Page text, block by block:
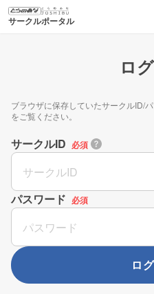
サークルポータル
ロ
ブラウザに保存していたサークルID/
をご覧ください。
サークルID 必須
パスワード 必須
ロ